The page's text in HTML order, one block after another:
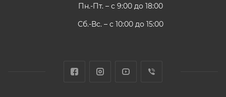
Пн.-Пт. – с 9:00 до 18:00
Сб.-Вс. – с 10:00 до 15:00